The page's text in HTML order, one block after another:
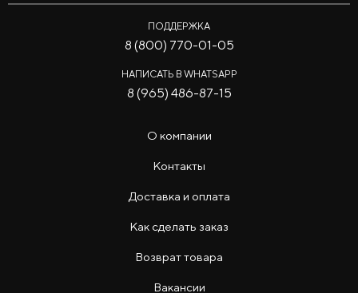
ПОДДЕРЖКА
8 (800) 770-01-05
НАПИСАТЬ В WHATSAPP
8 (965) 486-87-15
О компании
Контакты
Доставка и оплата
Как сделать заказ
Возврат товара
Вакансии